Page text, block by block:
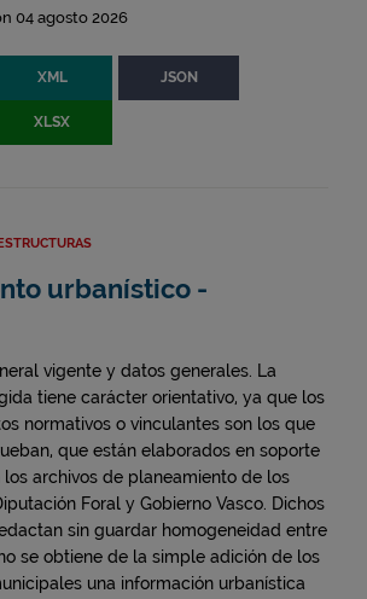
04 agosto 2026
XML JSON
XLSX
urbanístico -
vigente y datos generales. La
tiene carácter orientativo, ya que los
normativos o vinculantes son los que
que están elaborados en soporte
archivos de planeamiento de los
Foral y Gobierno Vasco. Dichos
sin guardar homogeneidad entre
se obtiene de la simple adición de los
una información urbanística